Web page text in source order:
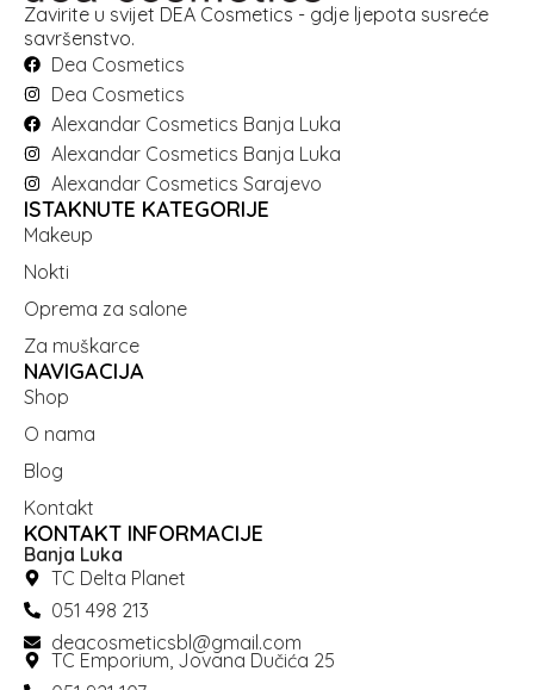
Zavirite u svijet DEA Cosmetics - gdje ljepota susreće
savršenstvo.
Dea Cosmetics
Dea Cosmetics
Alexandar Cosmetics Banja Luka
Alexandar Cosmetics Banja Luka
Alexandar Cosmetics Sarajevo
ISTAKNUTE KATEGORIJE
Makeup
Nokti
Oprema za salone
Za muškarce
NAVIGACIJA
Shop
O nama
Blog
Kontakt
KONTAKT INFORMACIJE
Banja Luka
TC Delta Planet
051 498 213
deacosmeticsbl@gmail.com
TC Emporium, Jovana Dučića 25